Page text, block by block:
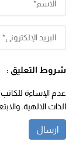
شروط التعليق :
عدم الإساءة
الذات الالهية.